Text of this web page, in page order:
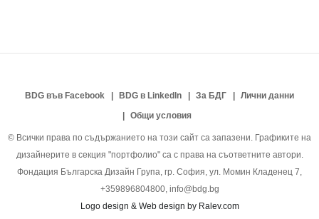
BDG във Facebook BDG в LinkedIn За БДГ
Лични данни
Общи условия
© Всички права по съдържанието на този сайт са запазени. Графиките на
дизайнерите в секция "портфолио" са с права на съответните автори.
Фондация Българска Дизайн Група, гр. София, ул. Момин Кладенец 7,
+359896804800, info@bdg.bg
Logo design & Web design by Ralev.com